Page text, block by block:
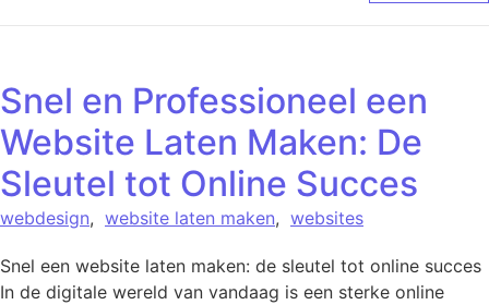
Snel en Professioneel een
Website Laten Maken: De
Sleutel tot Online Succes
webdesign, website laten maken, websites
Snel een website laten maken: de sleutel tot online succes
In de digitale wereld van vandaag is een sterke online